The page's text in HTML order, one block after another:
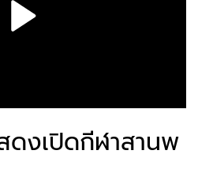
งเปิดกีฬาสานพ